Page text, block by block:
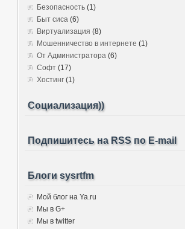
Безопасность (1)
Быт сиса (6)
Виртуализация (8)
Мошенничество в интернете (1)
От Администратора (6)
Софт (17)
Хостинг (1)
Социализация))
Подпишитесь на RSS по E-mail
Блоги sysrtfm
Мой блог на Ya.ru
Мы в G+
Мы в twitter